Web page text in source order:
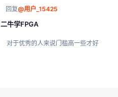
回复@用户_15425
二牛学FPGA
对于优秀的人来说门槛高一些才好